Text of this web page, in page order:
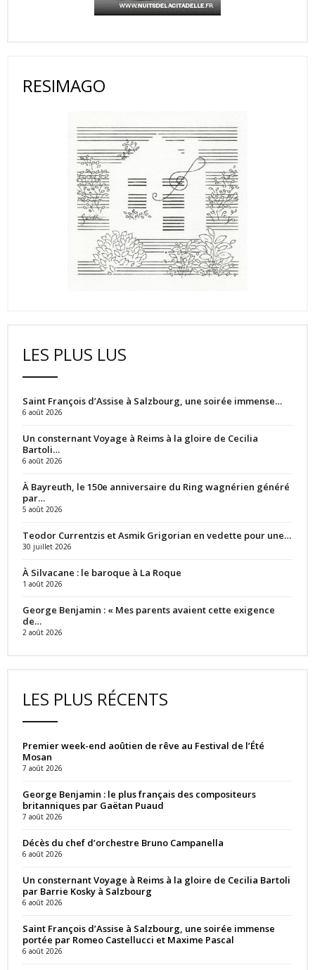
RESIMAGO
LES PLUS LUS
Saint François d’Assise à Salzbourg, une soirée immense…
6 août 2026
Un consternant Voyage à Reims à la gloire de Cecilia
Bartoli…
6 août 2026
À Bayreuth, le 150e anniversaire du Ring wagnérien généré
par…
5 août 2026
Teodor Currentzis et Asmik Grigorian en vedette pour une…
30 juillet 2026
À Silvacane : le baroque à La Roque
1 août 2026
George Benjamin : « Mes parents avaient cette exigence
de…
2 août 2026
LES PLUS RÉCENTS
Premier week-end aoûtien de rêve au Festival de l’Été
Mosan
7 août 2026
George Benjamin : le plus français des compositeurs
britanniques par Gaëtan Puaud
7 août 2026
Décès du chef d’orchestre Bruno Campanella
6 août 2026
Un consternant Voyage à Reims à la gloire de Cecilia Bartoli
par Barrie Kosky à Salzbourg
6 août 2026
Saint François d’Assise à Salzbourg, une soirée immense
portée par Romeo Castellucci et Maxime Pascal
6 août 2026